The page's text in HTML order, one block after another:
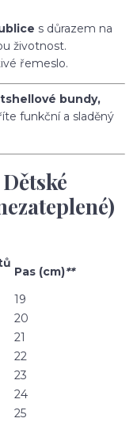
s důrazem na
životnost.
řemeslo.
bundy,
funkční a sladěný
Pas (cm)**
19
20
21
22
23
24
25